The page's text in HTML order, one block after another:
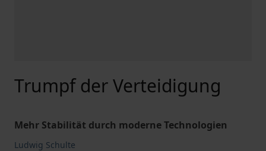
Trumpf der Verteidigung
Mehr Stabilität durch moderne Technologien
Ludwig Schulte